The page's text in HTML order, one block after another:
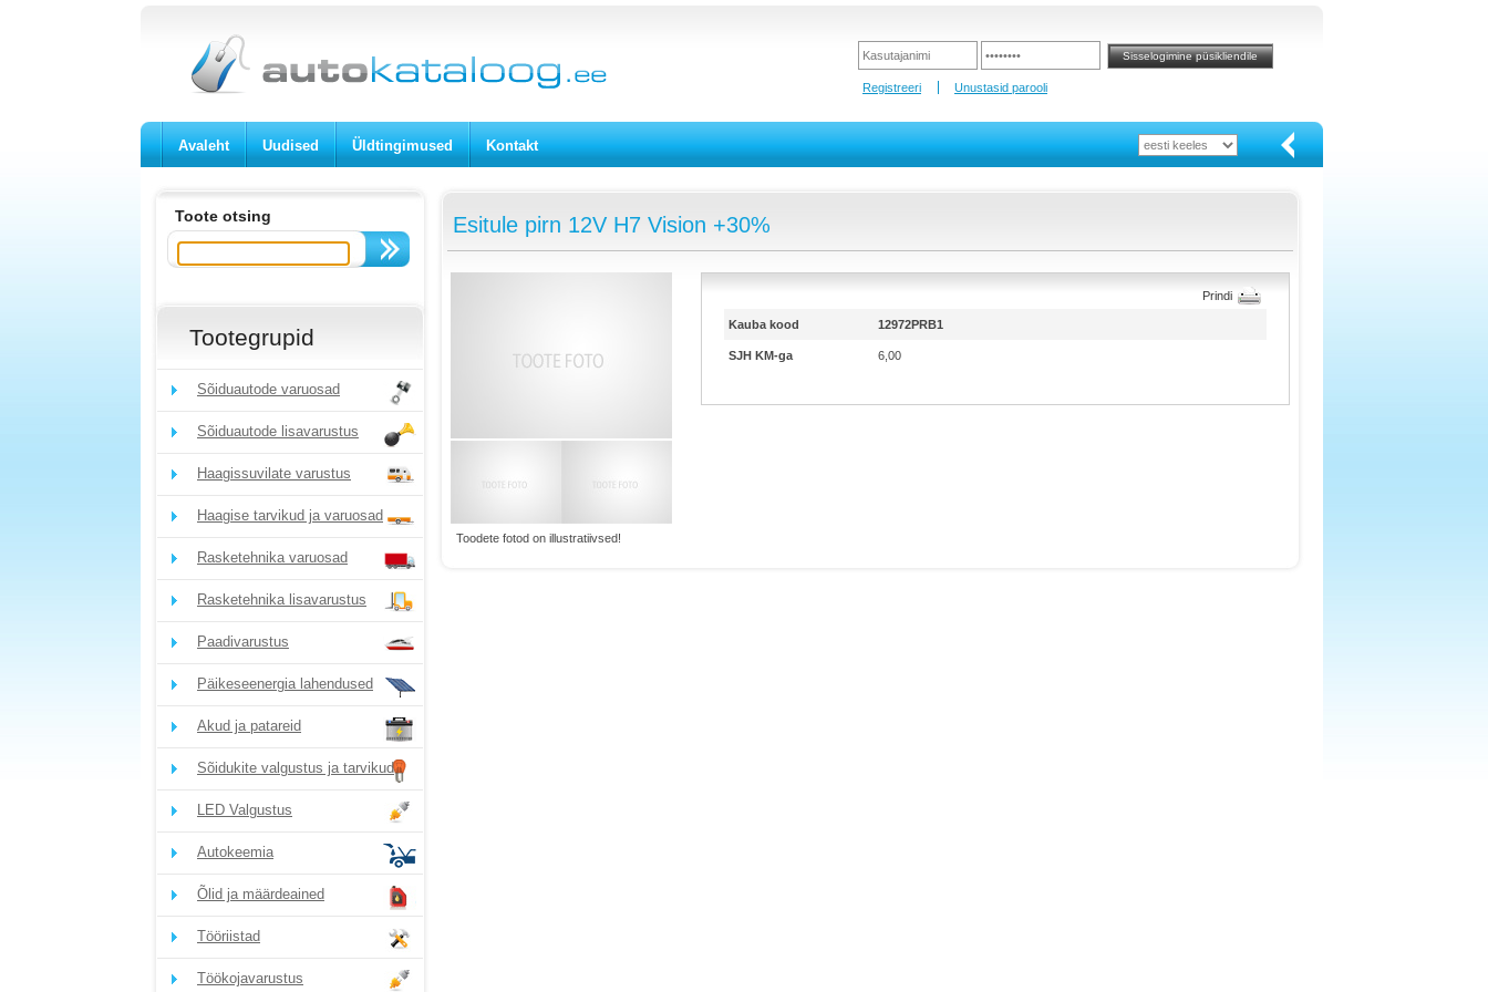
Registreeri Unustasid parooli
Avaleht Uudised Üldtingimused Kontakt
Toote otsing
Tootegrupid
Sõiduautode varuosad
Sõiduautode lisavarustus
Haagissuvilate varustus
Haagise tarvikud ja varuosad
Rasketehnika varuosad
Rasketehnika lisavarustus
Paadivarustus
Päikeseenergia lahendused
Akud ja patareid
Sõidukite valgustus ja tarvikud
LED Valgustus
Autokeemia
Õlid ja määrdeained
Tööriistad
Töökojavarustus
Esitule pirn 12V H7 Vision +30%
Toodete fotod on illustratiivsed!
Prindi
Kauba kood 12972PRB1
SJH KM-ga 6,00